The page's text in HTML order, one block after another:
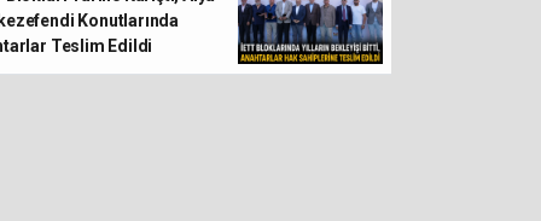
Konutlarında
Teslim Edildi